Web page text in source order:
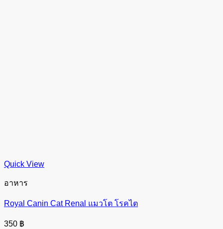
Quick View
อาหาร
Royal Canin Cat Renal แมวโต โรคไต
350 ฿